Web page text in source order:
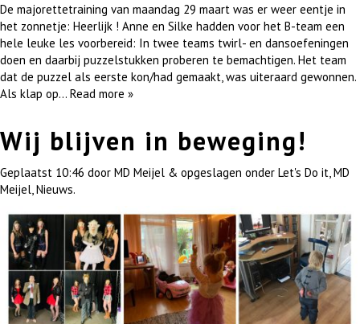
De majorettetraining van maandag 29 maart was er weer eentje in
het zonnetje: Heerlijk ! Anne en Silke hadden voor het B-team een
hele leuke les voorbereid: In twee teams twirl- en dansoefeningen
doen en daarbij puzzelstukken proberen te bemachtigen. Het team
dat de puzzel als eerste kon/had gemaakt, was uiteraard gewonnen.
Als klap op… Read more »
Wij blijven in beweging!
Geplaatst 10:46 door MD Meijel & opgeslagen onder Let's Do it MD
Meijel Nieuws.